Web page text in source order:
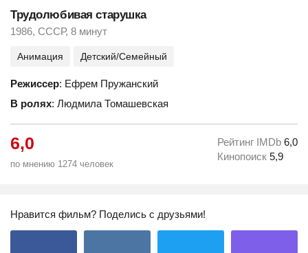
Трудолюбивая старушка
1986, СССР, 8 минут
Анимация Детский/Семейный
Режиссер: Ефрем Пружанский
В ролях: Людмила Томашевская
6,0
по мнению 1274 человек
Рейтинг IMDb 6,0
Кинопоиск 5,9
Нравится фильм? Поделись с друзьями!